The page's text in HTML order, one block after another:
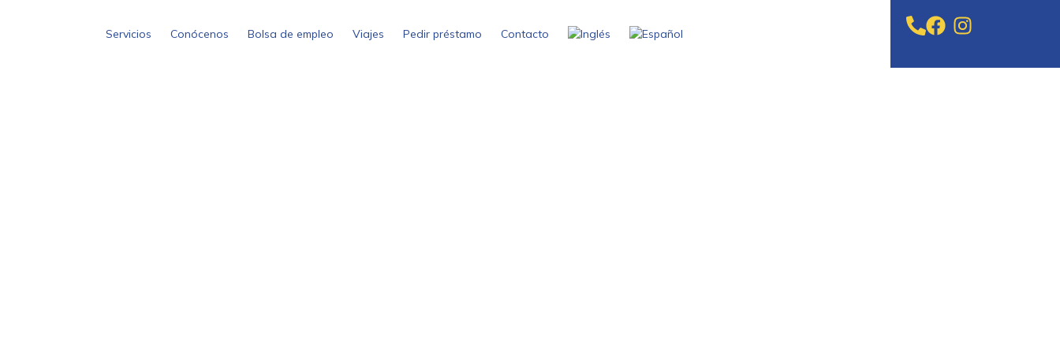
Servicios Conócenos Bolsa de empleo Viajes Pedir préstamo Contacto